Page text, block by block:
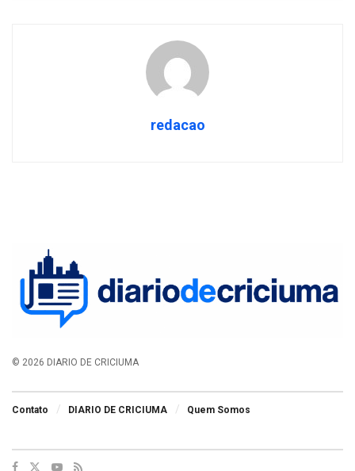
redacao
© 2026 DIARIO DE CRICIUMA
Contato DIARIO DE CRICIUMA Quem Somos